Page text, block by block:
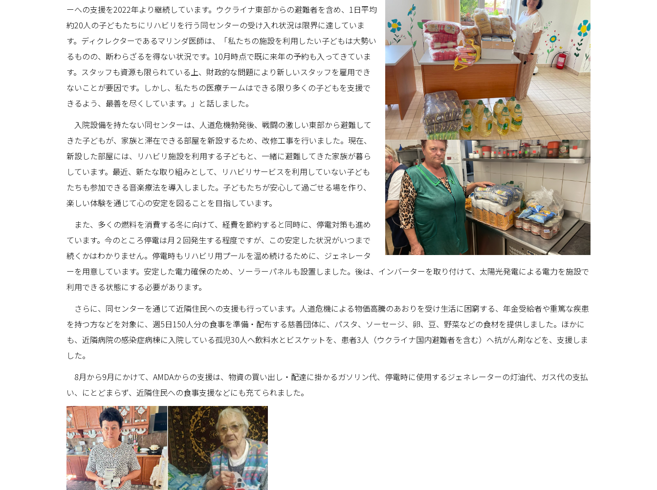
ーへの支援を2022年より継続しています。ウクライナ東部からの避難者を含め、1日平均
約20人の子どもたちにリハビリを行う同センターの受け入れ状況は限界に達していま
す。ディクレクターであるマリンダ医師は、「私たちの施設を利用したい子どもは大勢い
るものの、断わらざるを得ない状況です。10月時点で既に来年の予約も入ってきていま
す。スタッフも資源も限られている上、財政的な問題により新しいスタッフを雇用でき
ないことが要因です。しかし、私たちの医療チームはできる限り多くの子どもを支援で
きるよう、最善を尽くしています。」と話しました。
入院設備を持たない同センターは、人道危機勃発後、戦闘の激しい東部から避難して
きた子どもが、家族と滞在できる部屋を新設するため、改修工事を行いました。現在、
新設した部屋には、リハビリ施設を利用する子どもと、一緒に避難してきた家族が暮ら
しています。最近、新たな取り組みとして、リハビリサービスを利用していない子ども
たちも参加できる音楽療法を導入しました。子どもたちが安心して過ごせる場を作り、
楽しい体験を通じて心の安定を図ることを目指しています。
また、多くの燃料を消費する冬に向けて、経費を節約すると同時に、停電対策も進め
ています。今のところ停電は月２回発生する程度ですが、この安定した状況がいつまで
続くかはわかりません。停電時もリハビリ用プールを温め続けるために、ジェネレータ
ーを用意しています。安定した電力確保のため、ソーラーパネルも設置しました。後は、インバーターを取り付けて、太陽光発電による電力を施設で
利用できる状態にする必要があります。
さらに、同センターを通じて近隣住民への支援も行っています。人道危機による物価高騰のあおりを受け生活に困窮する、年金受給者や重篤な疾患
を持つ方などを対象に、週5日150人分の食事を準備・配布する慈善団体に、パスタ、ソーセージ、卵、豆、野菜などの食材を提供しました。ほかに
も、近隣病院の感染症病棟に入院している孤児30人へ飲料水とビスケットを、患者3人（ウクライナ国内避難者を含む）へ抗がん剤などを、支援しま
した。
8月から9月にかけて、AMDAからの支援は、物資の買い出し・配達に掛かるガソリン代、停電時に使用するジェネレーターの灯油代、ガス代の支払
い、にとどまらず、近隣住民への食事支援などにも充てられました。